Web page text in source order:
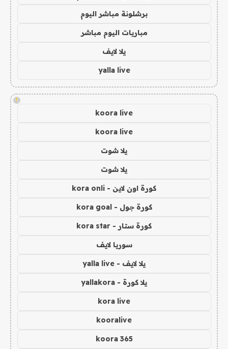
برشلونة مباشر اليوم
مباريات اليوم مباشر
يلا لايف
yalla live
!
koora live
koora live
يلا شوت
يلا شوت
كورة اون لاين - kora onli
كورة جول - kora goal
كورة ستار - kora star
سوريا لايف
يلا لايف - yalla live
يلا كورة - yallakora
kora live
kooralive
koora 365